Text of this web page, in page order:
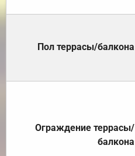
Пол террасы/балкона
Ограждение террасы/
балкона